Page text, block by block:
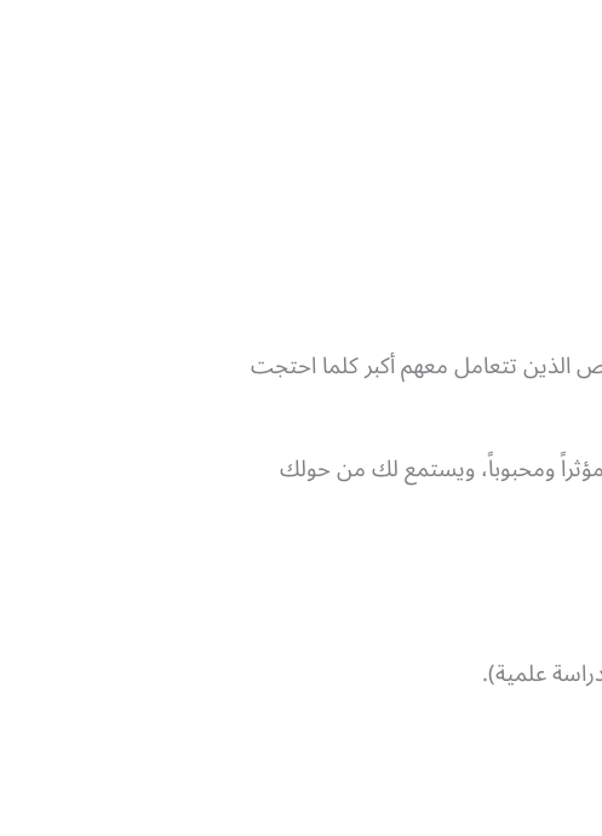
الذين تتعامل معهم أكبر كلما احتجت
ومحبوباً، ويستمع لك من حولك